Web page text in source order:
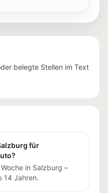
belegte Stellen im Text
für
in Salzburg –
14 Jahren.